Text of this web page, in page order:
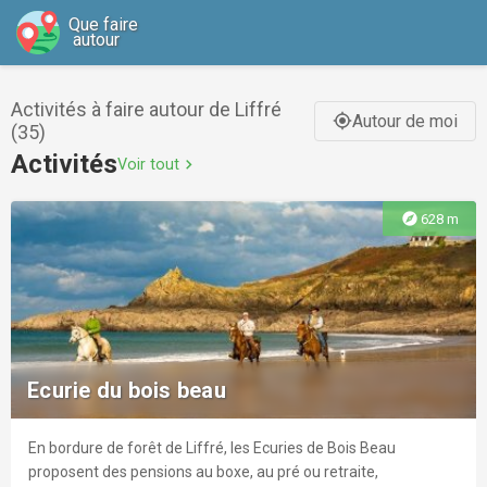
Que faire
autour
Activités à faire autour de Liffré
(35)
gps_fixedAutour de moi
ActivitésVoir tout chevron_right
explore 628 m
Ecurie du bois beau
En bordure de forêt de Liffré, les Ecuries de Bois Beau
proposent des pensions au boxe, au pré ou retraite,